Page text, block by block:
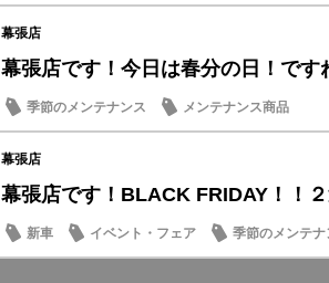
幕張店
幕張店です！今日は春分の日！です
季節のメンテナンス メンテナンス商品
幕張店
幕張店です！BLACK FRIDAY！！
新車 イベント・フェア
季節のメンテナ
メンテナンス商品